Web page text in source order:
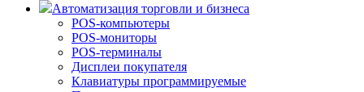
Автоматизация торговли и бизнеса
POS-компьютеры
POS-мониторы
POS-терминалы
Дисплеи покупателя
Клавиатуры программируемые